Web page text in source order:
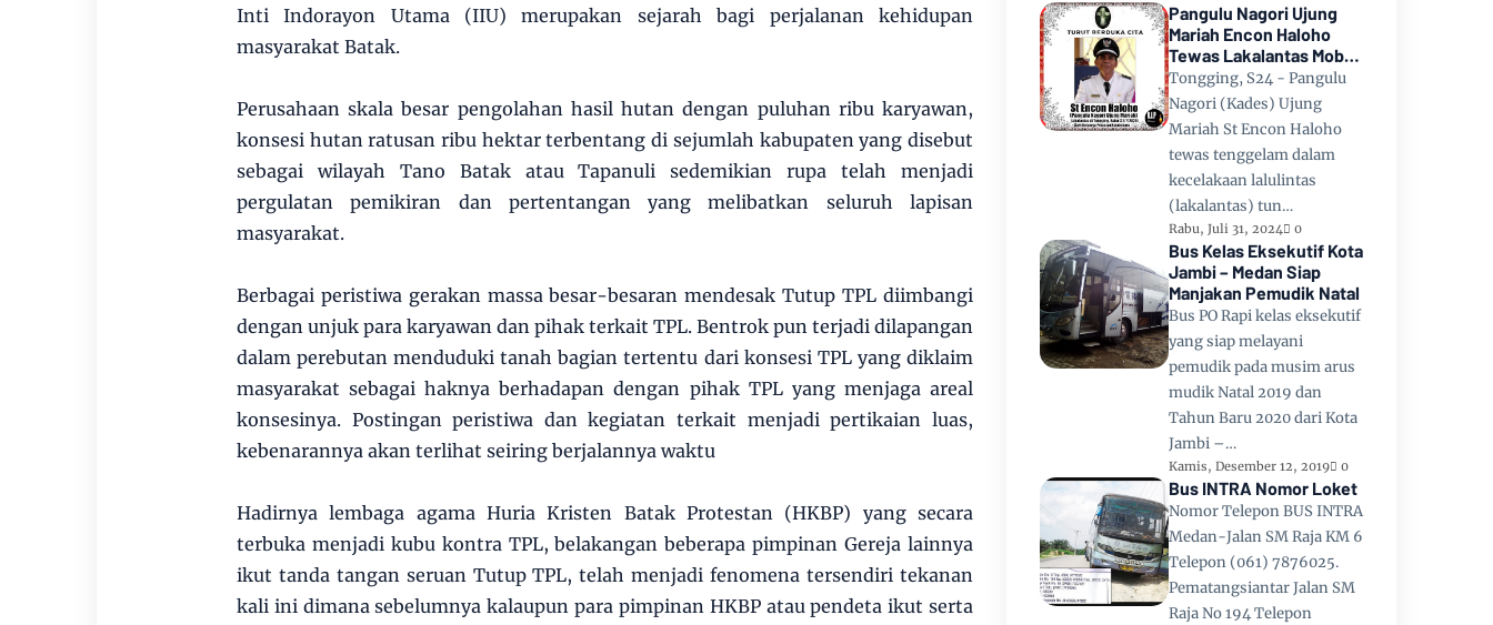
Inti Indorayon Utama (IIU) merupakan sejarah bagi perjalanan kehidupan
masyarakat Batak.
Perusahaan skala besar pengolahan hasil hutan dengan puluhan ribu karyawan,
konsesi hutan ratusan ribu hektar terbentang di sejumlah kabupaten yang disebut
sebagai wilayah Tano Batak atau Tapanuli sedemikian rupa telah menjadi
pergulatan pemikiran dan pertentangan yang melibatkan seluruh lapisan
masyarakat.
Berbagai peristiwa gerakan massa besar-besaran mendesak Tutup TPL diimbangi
dengan unjuk para karyawan dan pihak terkait TPL. Bentrok pun terjadi dilapangan
dalam perebutan menduduki tanah bagian tertentu dari konsesi TPL yang diklaim
masyarakat sebagai haknya berhadapan dengan pihak TPL yang menjaga areal
konsesinya. Postingan peristiwa dan kegiatan terkait menjadi pertikaian luas,
kebenarannya akan terlihat seiring berjalannya waktu
Hadirnya lembaga agama Huria Kristen Batak Protestan (HKBP) yang secara
terbuka menjadi kubu kontra TPL, belakangan beberapa pimpinan Gereja lainnya
ikut tanda tangan seruan Tutup TPL, telah menjadi fenomena tersendiri tekanan
kali ini dimana sebelumnya kalaupun para pimpinan HKBP atau pendeta ikut serta
Pangulu Nagori Ujung
Mariah Encon Haloho
Tewas Lakalantas Mobil
Terjun ke Danau Toba di
Tongging
Tongging, S24 - Pangulu
Nagori (Kades) Ujung
Mariah St Encon Haloho
tewas tenggelam dalam
kecelakaan lalulintas
(lakalantas) tun…
Rabu, Juli 31, 2024 0
Bus Kelas Eksekutif Kota
Jambi – Medan Siap
Manjakan Pemudik Natal
Bus PO Rapi kelas eksekutif
yang siap melayani
pemudik pada musim arus
mudik Natal 2019 dan
Tahun Baru 2020 dari Kota
Jambi –…
Kamis, Desember 12, 2019 0
Bus INTRA Nomor Loket
Nomor Telepon BUS INTRA
Medan-Jalan SM Raja KM 6
Telepon (061) 7876025.
Pematangsiantar Jalan SM
Raja No 194 Telepon